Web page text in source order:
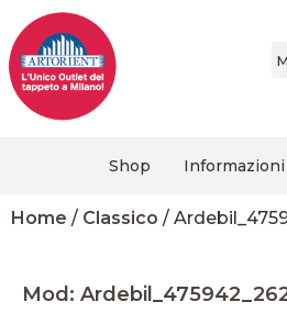
Shop Informazioni
Home / Classico /
Mod: